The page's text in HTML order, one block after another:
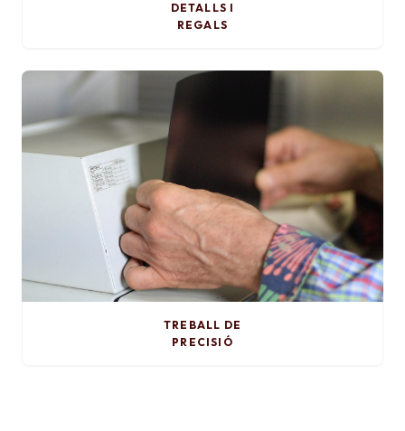
DETALLS I
REGALS
TREBALL DE
PRECISIÓ